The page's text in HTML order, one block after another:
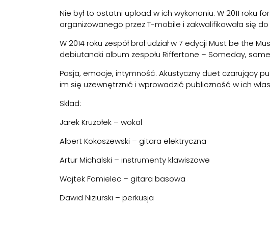
Nie był to ostatni upload w ich wykonaniu. W 2011 roku
organizowanego przez T-mobile i zakwalifikowała się
W 2014 roku zespół brał udział w 7 edycji Must be the
debiutancki album zespołu Riffertone – Someday,
Pasja, emocje, intymność. Akustyczny duet czarujący
im się uzewnętrznić i wprowadzić publiczność w ich
Skład:
Jarek Krużołek – wokal
Albert Kokoszewski – gitara elektryczna
Artur Michalski – instrumenty klawiszowe
Wojtek Famielec – gitara basowa
Dawid Niziurski – perkusja